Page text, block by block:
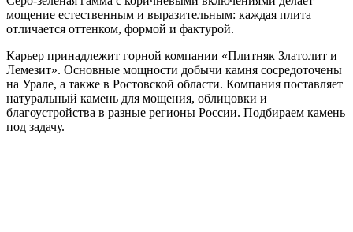
мощение естественным и выразительным: каждая плита
отличается оттенком, формой и фактурой.
Карьер принадлежит горной компании «Плитняк Златолит и
Лемезит». Основные мощности добычи камня сосредоточены
на Урале, а также в Ростовской области. Компания поставляет
натуральный камень для мощения, облицовки и
благоустройства в разные регионы России. Подбираем камень
под задачу.